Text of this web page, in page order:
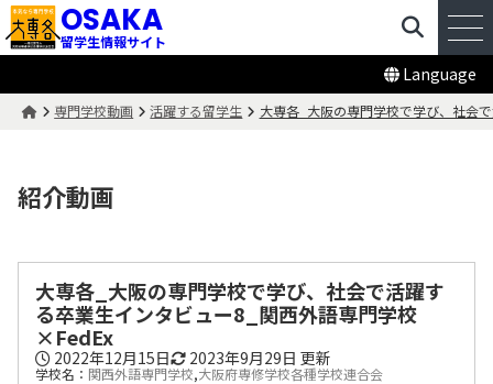
OSAKA
留学生情報サイト
Language
専門学校動画 活躍する留学生 大専各_大阪の専門学校で学び、社会
紹介動画
大専各_大阪の専門学校で学び、社会で活躍す
る卒業生インタビュー8_関西外語専門学校
×FedEx
2022年12月15日 2023年9月29日 更新
学校名： 関西外語専門学校,大阪府専修学校各種学校連合会